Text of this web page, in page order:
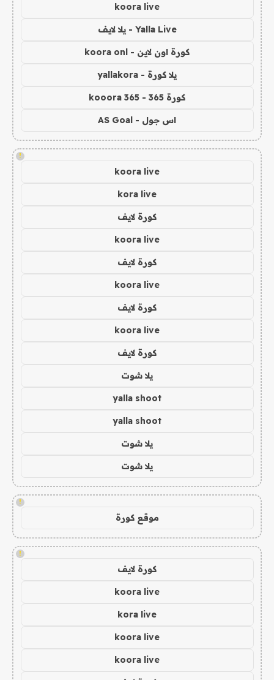
koora live
Yalla Live - يلا لايف
كورة اون لاين - koora onl
يلا كورة - yallakora
كورة 365 - kooora 365
اس جول - AS Goal
!
koora live
kora live
كورة لايف
koora live
كورة لايف
koora live
كورة لايف
koora live
كورة لايف
يلا شوت
yalla shoot
yalla shoot
يلا شوت
يلا شوت
!
موقع كورة
!
كورة لايف
koora live
kora live
koora live
koora live